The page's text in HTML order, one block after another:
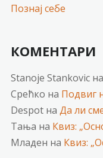
Познај себе
КОМЕНТАРИ
Stanoje Stankovicна
Срећко на Подвиг
Despotна Да ли
Тања на Квиз:
Младен на Квиз: